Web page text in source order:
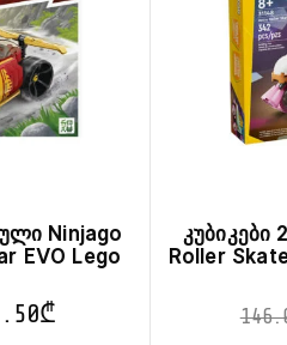
Ninjago
EVO Lego
₾
Roller